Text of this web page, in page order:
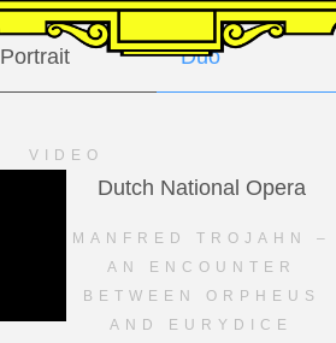
GALLERY
Portrait Duo
VIDEO
Dutch National Opera
MANFRED TROJAHN –
AN ENCOUNTER
BETWEEN ORPHEUS
AND EURYDICE